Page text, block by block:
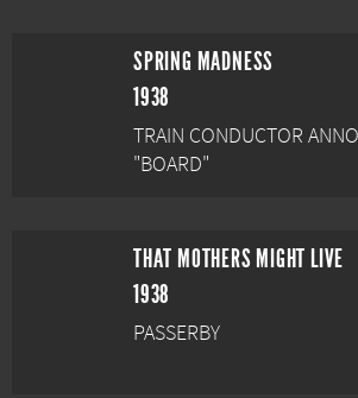
SPRING MADNESS
1938
TRAIN CONDUCTOR
"BOARD"
THAT MOTHERS MIGHT LIVE
1938
PASSERBY